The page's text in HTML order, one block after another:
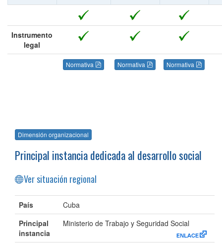
Instrumento
legal
Normativa Normativa Normativa
Dimensión organizacional
Principal instancia dedicada al desarrollo social
Ver situación regional
País
Cuba
Principal
instancia
Ministerio de Trabajo y Seguridad Social